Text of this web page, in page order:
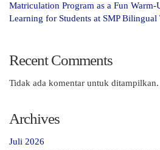
Matriculation Program as a Fun
Learning for Students at SMP Bilingual
Recent Comments
Tidak ada komentar untuk ditampilkan.
Archives
Juli 2026